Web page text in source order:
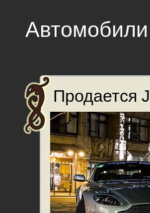
Автомобили
Продается